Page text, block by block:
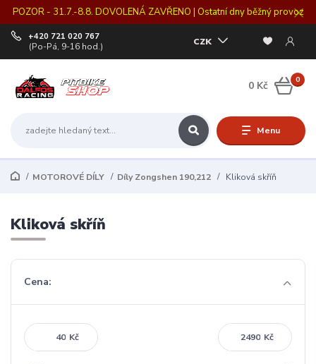
POZOR - 31.7.-8.8. DOVOLENÁ ZAVŘENO | Ostatní dny běžný provoz
Menu
CZK
+420 721 020 767
(Po-Pá, 9-16 hod.)
0
0 Kč
MOTOROVÉ DÍLY Díly Zongshen 190,212 Kliková skříň
Kliková skříň
Cena:
Kč Kč